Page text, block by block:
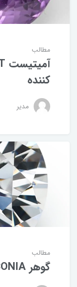
مطالب
کننده
مدیر
مطالب
گوهر ZIRCONIA رو میشناسید؟